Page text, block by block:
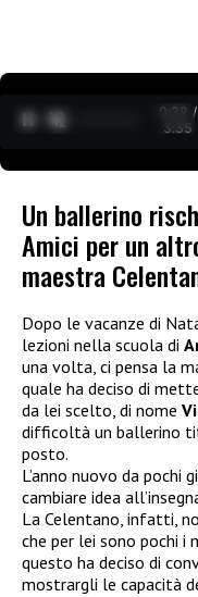
0:30 /
3:35
Un ballerino
Amici per un
maestra
Dopo le vacanze di
lezioni nella scuola di
una volta, ci pensa la
quale ha deciso di
da lei scelto, di nome
difficoltà un ballerino
posto.
L’anno nuovo da
cambiare idea
La Celentano, infatti,
che per lei sono pochi i
questo ha deciso di
mostrargli le capacità